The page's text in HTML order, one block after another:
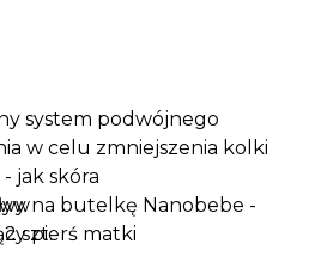
system podwójnego
w celu zmniejszenia kolki
jak skóra
pierś matki
na butelkę Nanobebe -
szt.